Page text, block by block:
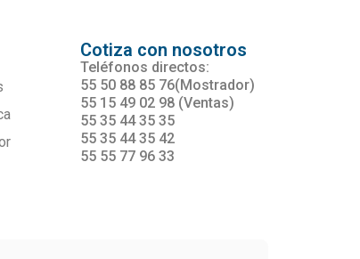
Cotiza con nosotros
Teléfonos directos:
55 50 88 85 76(Mostrador)
55 15 49 02 98 (Ventas)
55 35 44 35 35
55 35 44 35 42
55 55 77 96 33